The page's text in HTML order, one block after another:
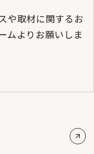
や取材に関するお
ムよりお願いしま